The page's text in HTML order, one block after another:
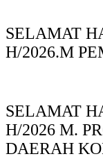
SELAMAT
H/2026.M
SELAMAT
H/2026 M.
DAERAH